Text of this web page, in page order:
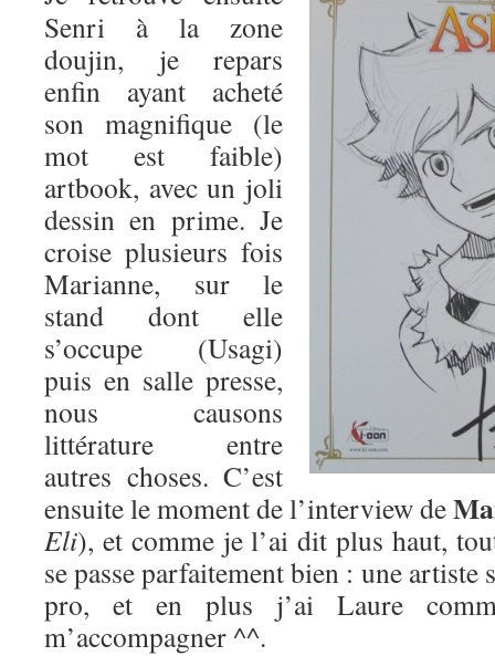
Senri à la zone
doujin, je repars
enfin ayant acheté
son magnifique (le
mot est faible)
artbook, avec un joli
dessin en prime. Je
croise plusieurs fois
Marianne, sur le
stand dont elle
s’occupe (Usagi)
puis en salle presse,
nous causons
littérature entre
autres choses. C’est
ensuite le moment de l’interview de
Eli), et comme je l’ai dit plus haut,
se passe parfaitement bien : une artiste
pro, et en plus j’ai Laure
m’accompagner ^^.